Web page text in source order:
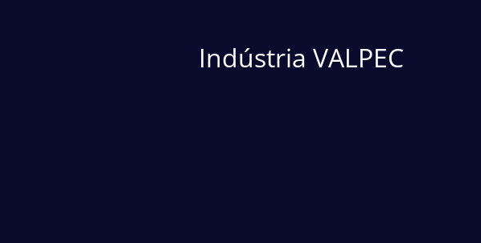
Indústria VALPEC